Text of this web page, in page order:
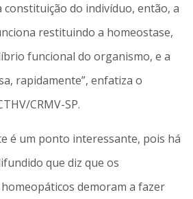
constituição do indivíduo, então, a
restituindo a homeostase,
funcional do organismo, e a
rapidamente”, enfatiza o
CRMV-SP.
é um ponto interessante, pois há
que diz que os
demoram a fazer